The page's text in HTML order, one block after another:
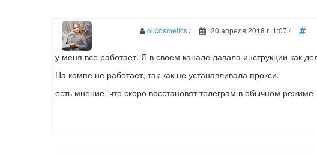
olicosmetics / 20 апреля 2018 г. 1:07 /
у меня все работает. Я в своем канале давала инструкции как
На компе не работает, так как не устанавливала прокси.
есть мнение, что скоро восстановят телеграм в обычном режиме